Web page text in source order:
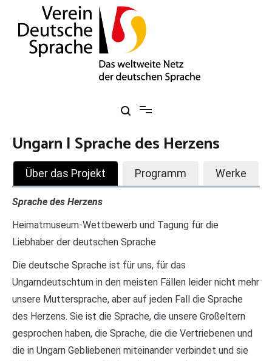
springen
Ungarn | Sprache des Herzens
Über das Projekt Programm Werke
Sprache des Herzens
Heimatmuseum-Wettbewerb und Tagung für die
Liebhaber der deutschen Sprache
Die deutsche Sprache ist für uns, für das
Ungarndeutschtum in den meisten Fällen leider nicht mehr
unsere Muttersprache, aber auf jeden Fall die Sprache
des Herzens. Sie ist die Sprache, die unsere Großeltern
gesprochen haben, die Sprache, die die Vertriebenen und
die in Ungarn Gebliebenen miteinander verbindet und sie